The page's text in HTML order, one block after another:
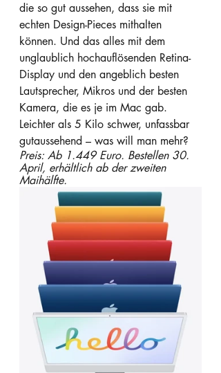
die so gut aussehen, dass sie mit
echten Design-Pieces mithalten
können. Und das alles mit dem
unglaublich hochauflösenden Retina-
Display und den angeblich besten
Laut­sprecher, Mikros und der besten
Kamera, die es je im Mac gab.
Leichter als 5 Kilo schwer, unfassbar
gutaussehend – was will man mehr?
Preis: Ab 1.449 Euro. Bestellen 30.
April, erhältlich ab der zweiten
Maihälfte.